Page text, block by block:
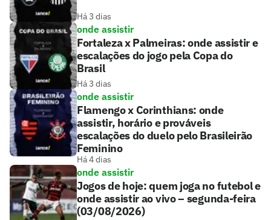
Há 3 dias
onde assistir
Fortaleza x Palmeiras: onde assistir e
escalações do jogo pela Copa do
Brasil
Há 3 dias
onde assistir
Flamengo x Corinthians: onde
assistir, horário e prováveis
escalações do duelo pelo Brasileirão
Feminino
Há 4 dias
onde assistir
Jogos de hoje: quem joga no futebol e
onde assistir ao vivo – segunda-feira
(03/08/2026)